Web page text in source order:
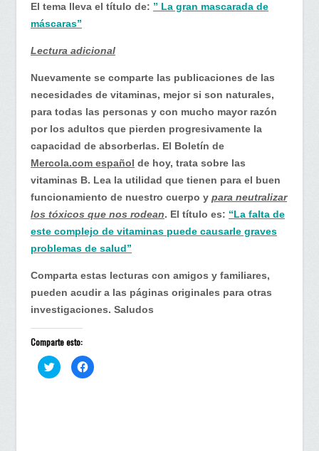
El tema lleva el título de: ” La gran mascarada de
máscaras”
Lectura adicional
Nuevamente se comparte las publicaciones de las
necesidades de vitaminas, mejor si son naturales,
para todas las personas y con mucho mayor razón
por los adultos que pierden progresivamente la
capacidad de absorberlas. El Boletín de
Mercola.com español de hoy, trata sobre las
vitaminas B. Lea la utilidad que tienen para el buen
funcionamiento de nuestro cuerpo y para neutralizar
los tóxicos que nos rodean. El título es: “La falta de
este complejo de vitaminas puede causarle graves
problemas de salud”
Comparta estas lecturas con amigos y familiares,
pueden acudir a las páginas originales para otras
investigaciones. Saludos
Comparte esto:
H
a
H
a